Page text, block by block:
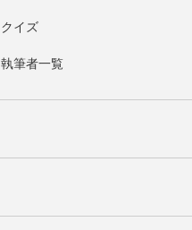
クイズ
執筆者一覧